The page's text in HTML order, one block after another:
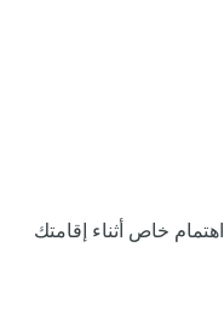
اهتمام خاص أثناء إقامتك